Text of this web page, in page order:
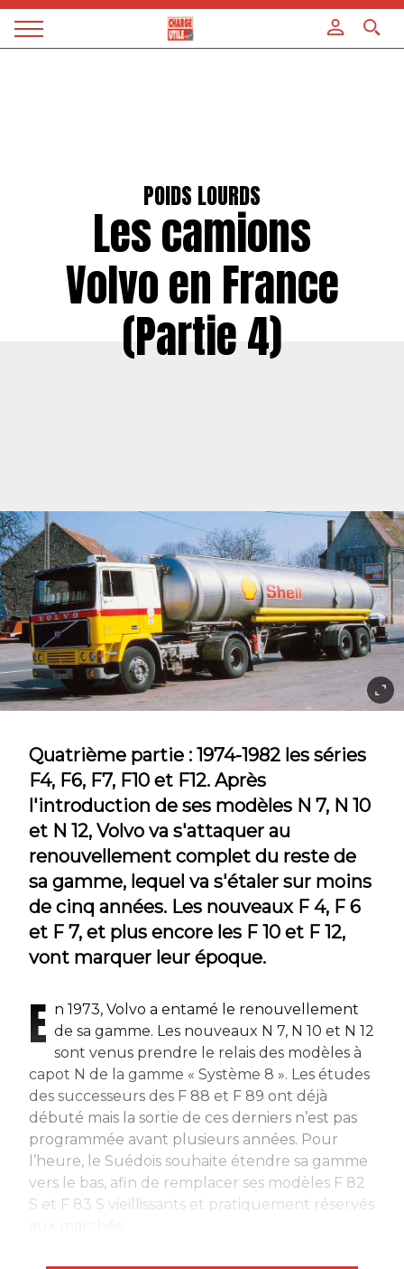
Magazine
POIDS LOURDS
Les camions
Volvo en France
(Partie 4)
Quatrième partie : 1974-1982 les séries
F4, F6, F7, F10 et F12. Après
l'introduction de ses modèles N 7, N 10
et N 12, Volvo va s'attaquer au
renouvellement complet du reste de
sa gamme, lequel va s'étaler sur moins
de cinq années. Les nouveaux F 4, F 6
et F 7, et plus encore les F 10 et F 12,
vont marquer leur époque.
E n 1973, Volvo a entamé le renouvellement
de sa gamme. Les nouveaux N 7, N 10 et N 12
sont venus prendre le relais des modèles à
capot N de la gamme « Système 8 ». Les études
des successeurs des F 88 et F 89 ont déjà
débuté mais la sortie de ces derniers n’est pas
programmée avant plusieurs années. Pour
l’heure, le Suédois souhaite étendre sa gamme
vers le bas, afin de remplacer ses modèles F 82
S et F 83 S vieillissants et pratiquement réservés
Panneau de gestion des cookies